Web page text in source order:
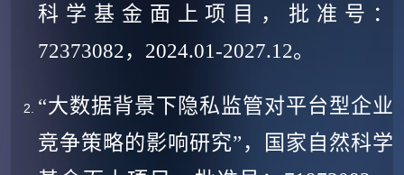
科学基金面上项目
，批准号：
72373082， 2024.01-2027.12。
“大数据背景下隐私监管对平台型企业
竞争策略的影响研究” ，
国家自然科学